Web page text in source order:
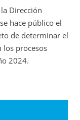
Dirección
hace público el
de determinar el
los procesos
2024.